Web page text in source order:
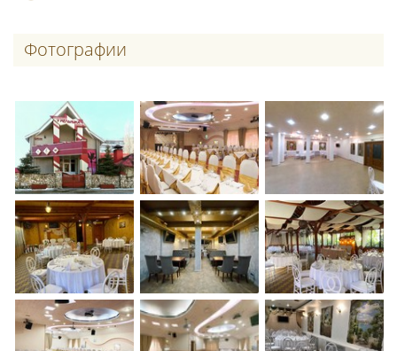
Фотографии